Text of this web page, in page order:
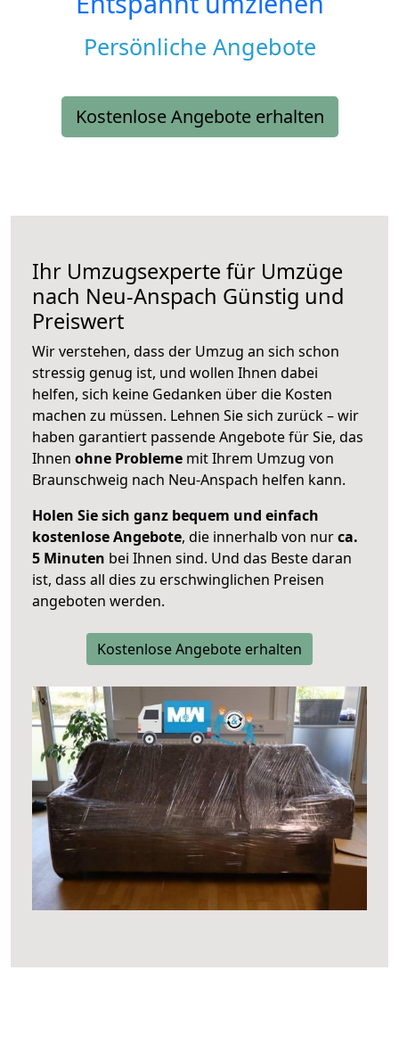
Persönliche Angebote
Kostenlose Angebote erhalten
Ihr Umzugsexperte für Umzüge
nach Neu-Anspach Günstig und
Preiswert
Wir verstehen, dass der Umzug an sich schon
stressig genug ist, und wollen Ihnen dabei
helfen, sich keine Gedanken über die Kosten
machen zu müssen. Lehnen Sie sich zurück – wir
haben garantiert passende Angebote für Sie, das
Ihnen ohne Probleme mit Ihrem Umzug von
Braunschweig nach Neu-Anspach helfen kann.
Holen Sie sich ganz bequem und einfach
kostenlose Angebote, die innerhalb von nurca.
5 Minuten bei Ihnen sind. Und das Beste daran
ist, dass all dies zu erschwinglichen Preisen
angeboten werden.
Kostenlose Angebote erhalten